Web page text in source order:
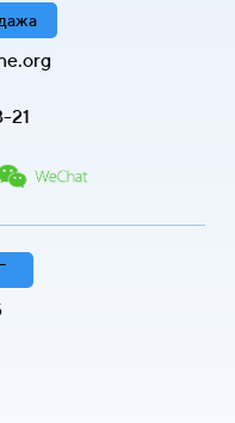
21